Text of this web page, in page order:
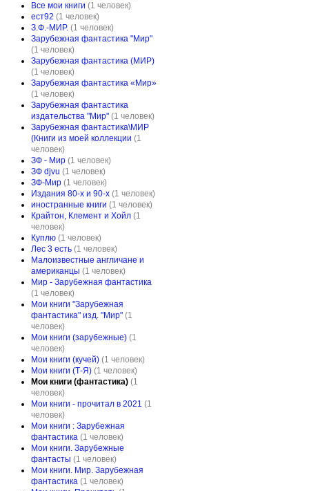
Все мои книги (1 человек)
ест92 (1 человек)
З.Ф.-МИР. (1 человек)
Зарубежная фантастика "Мир"
(1 человек)
Зарубежная фантастика (МИР)
(1 человек)
Зарубежная фантастика «Мир»
(1 человек)
Зарубежная фантастика
издательства "Мир" (1 человек)
Зарубежная фантастика\МИР
(Книги из моей коллекции (1
человек)
ЗФ - Мир (1 человек)
ЗФ djvu (1 человек)
ЗФ-Мир (1 человек)
Издания 80-х и 90-х (1 человек)
иностранные книги (1 человек)
Крайтон, Клемент и Хойл (1
человек)
Куплю (1 человек)
Лес 3 есть (1 человек)
Малоизвестные англичане и
американцы (1 человек)
Мир - Зарубежная фантастика
(1 человек)
Мои книги "Зарубежная
фантастика" изд. "Мир" (1
человек)
Мои книги (зарубежные) (1
человек)
Мои книги (кучей) (1 человек)
Мои книги (Т-Я) (1 человек)
Мои книги (фантастика) (1
человек)
Мои книги - прочитал в 2021 (1
человек)
Мои книги : Зарубежная
фантастика (1 человек)
Мои книги. Зарубежные
фантасты (1 человек)
Мои книги. Мир. Зарубежная
фантастика (1 человек)